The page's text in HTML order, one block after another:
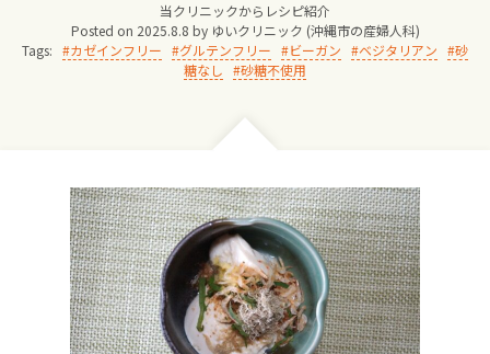
当クリニックからレシピ紹介
Posted on 2025.8.8 by ゆいクリニック (沖縄市の産婦人科)
Tags:
カゼインフリー グルテンフリー ビーガン ベジタリアン
砂
糖なし
砂糖不使用
院長からのごあいさつ
妊婦健診
お産について
親と子の結びつき支援